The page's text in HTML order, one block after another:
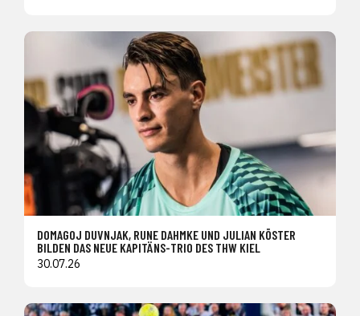
DOMAGOJ DUVNJAK, RUNE DAHMKE UND JULIAN KÖSTER
BILDEN DAS NEUE KAPITÄNS-TRIO DES THW KIEL
30.07.26